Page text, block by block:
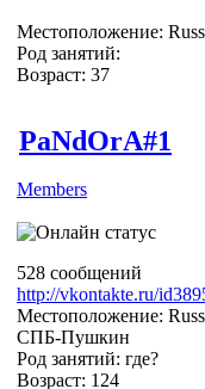
Местоположение:
Род занятий:
Возраст: 37
PaNdOrA#1
Members
528 сообщений
http://vkontakte.ru/
Местоположение:
СПБ-Пушкин
Род занятий: где?
Возраст: 124